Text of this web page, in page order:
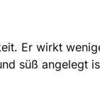
Er wirkt
süß angelegt